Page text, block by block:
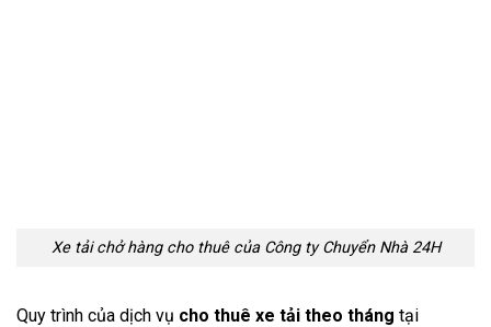
Xe tải chở hàng cho thuê của Công ty Chuyển Nhà 24H
Quy trình của dịch vụ cho thuê xe tải theo tháng tại